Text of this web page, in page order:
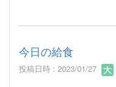
今日の給食
投稿日時 : 2023/01/27